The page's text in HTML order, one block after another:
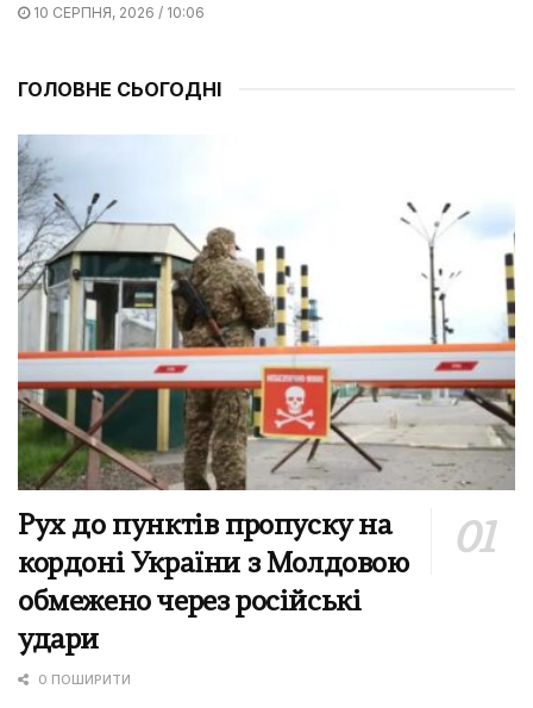
10 СЕРПНЯ, 2026 / 10:06
ГОЛОВНЕ СЬОГОДНІ
Рух до пунктів пропуску на
кордоні України з Молдовою
обмежено через російські
удари
0 ПОШИРИТИ